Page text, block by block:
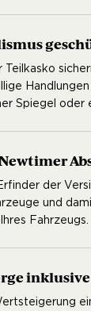
Teilkasko
Spiegel oder
der
und
Fahrzeugs.
inklusive